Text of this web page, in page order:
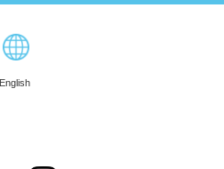
English